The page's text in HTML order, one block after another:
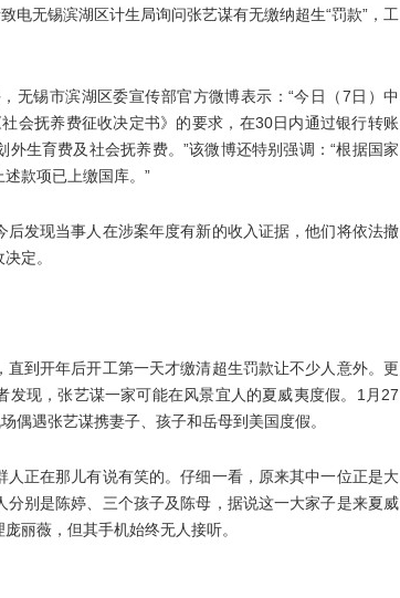
电无锡滨湖区计生局询问张艺谋有无缴纳超生“罚款”，工
锡市滨湖区委宣传部官方微博表示：“今日（7日）中
会抚养费征收决定书》的要求，在30日内通过银行转账
生育费及社会抚养费。”该微博还特别强调：“根据国家
款项已上缴国库。”
发现当事人在涉案年度有新的收入证据，他们将依法撤
定。
到开年后开工第一天才缴清超生罚款让不少人意外。更
现，张艺谋一家可能在风景宜人的夏威夷度假。1月27
偶遇张艺谋携妻子、孩子和岳母到美国度假。
正在那儿有说有笑的。仔细一看，原来其中一位正是大
别是陈婷、三个孩子及陈母，据说这一大家子是来夏威
丽薇，但其手机始终无人接听。